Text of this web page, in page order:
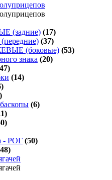
(задние) (17)
(37)
(боковые) (53)
знака (20)
(14)
(6)
- РОГ (50)